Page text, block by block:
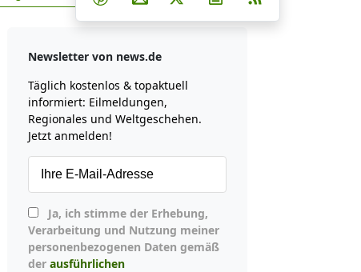
Newsletter von news.de
Täglich kostenlos & topaktuell
informiert: Eilmeldungen,
Regionales und Weltgeschehen.
Jetzt anmelden!
Verarbeitung und Nutzung meiner
personenbezogenen Daten gemäß
der ausführlichen